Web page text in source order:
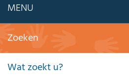
MENU
Zoeken
Wat zoekt u?